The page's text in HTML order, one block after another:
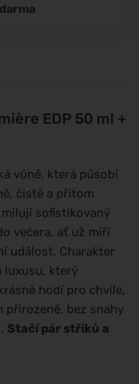
EDP 50 ml +
vůně, která působí
čistě a přitom
sofistikovaný
večera, ať už míří
událost. Charakter
luxusu, který
hodí pro chvíle,
přirozeně, bez snahy
Stačí pár střiků a